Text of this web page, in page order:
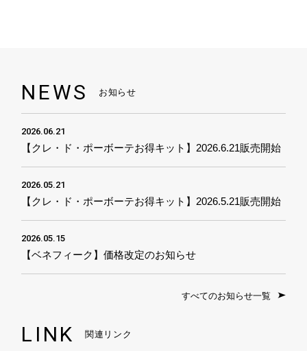
NEWS お知らせ
2026.06.21
【クレ・ド・ポーボーテお得キット】2026.6.21販売開始
2026.05.21
【クレ・ド・ポーボーテお得キット】2026.5.21販売開始
2026.05.15
【ベネフィーク】価格改定のお知らせ
すべてのお知らせ一覧
LINK 関連リンク